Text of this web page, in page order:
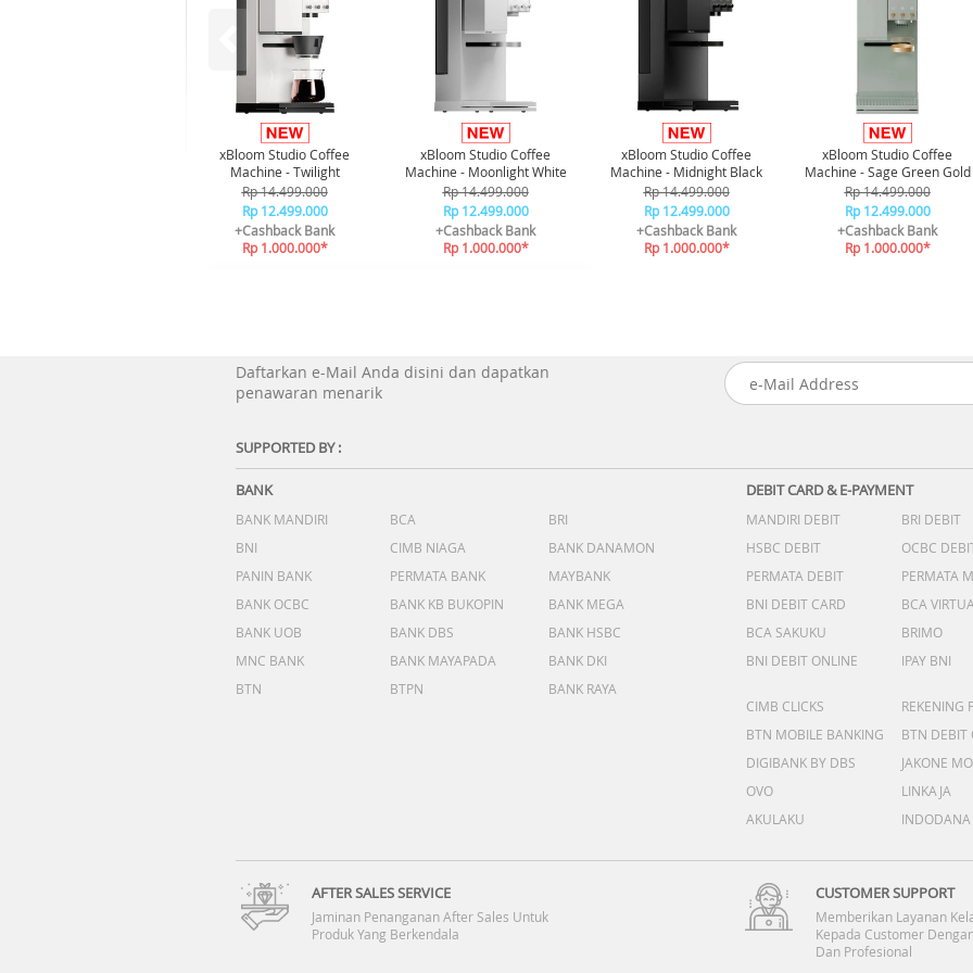
xBloom Studio Coffee
Machine - Twilight
Rp 14.499.000
Rp 12.499.000
+Cashback Bank
Rp 1.000.000*
xBloom Studio Coffee
Machine - Moonlight White
Rp 14.499.000
Rp 12.499.000
+Cashback Bank
Rp 1.000.000*
xBloom Studio Coffee
Machine - Midnight Black
Rp 14.499.000
Rp 12.499.000
+Cashback Bank
Rp 1.000.000*
xBloom Studio Coffee
Machine - Sage Green Gold
Rp 14.499.000
Rp 12.499.000
+Cashback Bank
Rp 1.000.000*
Daftarkan e-Mail Anda disini dan dapatkan
penawaran menarik
SUPPORTED BY :
BANK
BANK MANDIRI BCA
BRI
BNI
CIMB NIAGA
BANK DANAMON
PANIN BANK
PERMATA BANK
MAYBANK
BANK OCBC
BANK KB BUKOPIN
BANK MEGA
BANK UOB
BANK DBS
BANK HSBC
MNC BANK
BANK MAYAPADA
BANK DKI
BTN
BTPN BANK RAYA
DEBIT CARD & E-PAYMENT
MANDIRI DEBIT BRI DEBIT
HSBC DEBIT
OCBC
PERMATA DEBIT
PERMATA
BNI DEBIT CARD
BCA
BCA SAKUKU
BRIMO
BNI DEBIT ONLINE
IPAY BNI
CIMB CLICKS
REKENING
BTN MOBILE BANKING
BTN DEBIT
DIGIBANK BY DBS
JAKONE
OVO
LINKAJA
AKULAKU
INDODANA
AFTER SALES SERVICE
Jaminan Penanganan After Sales Untuk
Produk Yang Berkendala
CUSTOMER SUPPORT
Memberikan Layanan
Kepada Customer
Dan Profesional